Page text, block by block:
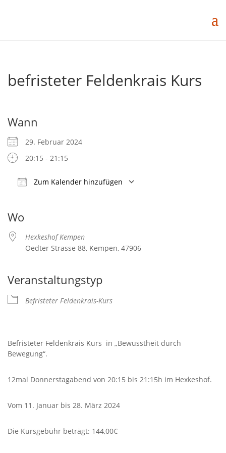
befristeter Feldenkrais Kurs
Wann
29. Februar 2024
20:15 - 21:15
Zum Kalender hinzufügen
Wo
Hexkeshof Kempen
Oedter Strasse 88, Kempen, 47906
Veranstaltungstyp
Befristeter Feldenkrais-Kurs
Befristeter Feldenkrais Kurs in „Bewusstheit durch
Bewegung“.
12mal Donnerstagabend von 20:15 bis 21:15h im Hexkeshof.
Vom 11. Januar bis 28. März 2024
Die Kursgebühr beträgt: 144,00€